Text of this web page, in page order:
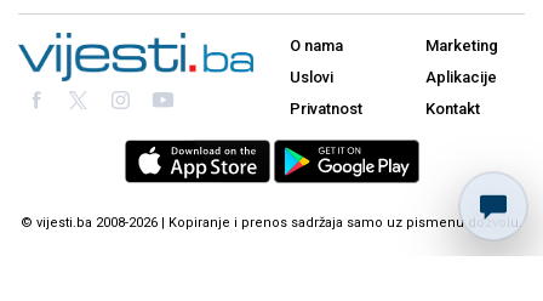
O nama
Uslovi
Privatnost
Marketing
Aplikacije
Kontakt
© vijesti.ba 2008-2026 | Kopiranje i prenos sadržaja samo uz pismenu dozvolu.